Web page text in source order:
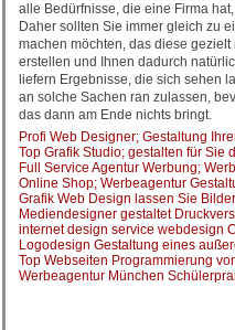
alle Bedürfnisse, die eine Firma
Daher sollten Sie immer gleich zu
machen möchten, das diese
erstellen und Ihnen dadurch
liefern Ergebnisse, die sich sehen
an solche Sachen ran zulassen,
das dann am Ende nichts bringt.
Profi Web Designer; Gestaltung
Top Grafik Studio; gestalten für Sie
Full Service Agentur Werbung;
Online Shop; Werbeagentur
Grafik Web Design lassen Sie
Mediendesigner gestaltet
internet design service webdesign
Logodesign Gestaltung eines
Top Webseiten Programmierung
Werbeagentur München